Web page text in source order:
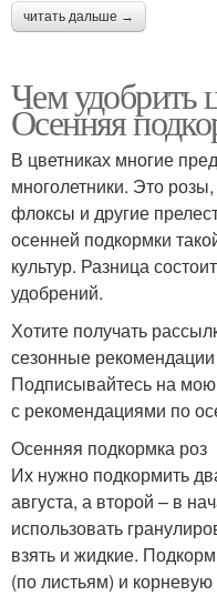
читать дальше →
Чем удобрить
Осенняя
В цветниках многие
многолетники. Это
флоксы и другие
осенней подкормки
культур. Разница
удобрений.
Хотите получать
сезонные
Подписывайтесь на мою
с рекомендациями по
Осенняя подкормка роз
Их нужно подкормить
августа, а второй – в
использовать
взять и жидкие.
(по листьям) и